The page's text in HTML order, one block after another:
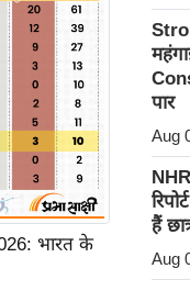
भारत के
पार
Aug
हैं
Aug